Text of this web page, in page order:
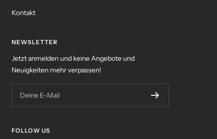
Kontakt
NEWSLETTER
Jetzt anmelden und keine Angebote und
Neuigkeiten mehr verpassen!
Deine E-Mail
FOLLOW US